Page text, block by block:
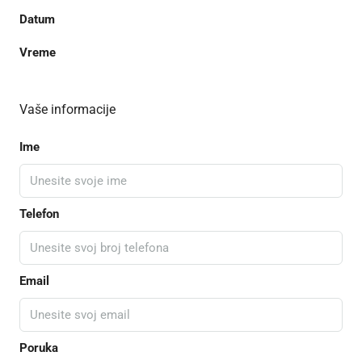
Datum
Vreme
Vaše informacije
Ime
Telefon
Email
Poruka